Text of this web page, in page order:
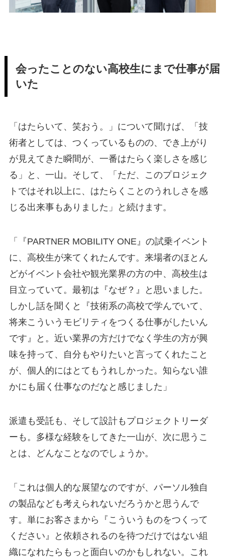
会ったことのない高校生にまで仕事が届
いた
「はたらいて、笑おう。」について聞けば、「技
術者としては、つくっているものの、でき上がり
が見えてきた瞬間が、一番はたらく楽しさを感じ
る」と、一山。そして、「ただ、このプロジェク
トではそれ以上に、はたらくことのうれしさを感
じる出来事もありました」と続けます。
「『PARTNER MOBILITY ONE』の試乗イベント
に、高校生が来てくれたんです。来場者のほとん
どがイベント会社や観光業界の方の中、高校生は
目立っていて。最初は『なぜ？』と思いました。
しかし話を聞くと『技術系の高校で学んでいて、
将来こういうモビリティをつくる仕事がしたいん
です』と。近い業界の方だけでなく学生の方が興
味を持って、自分もやりたいと言ってくれたこと
が、個人的にはとてもうれしかった。知らない誰
かにも届く仕事なのだなと感じました」
派遣も受託も、そして設計もプロジェクトリーダ
ーも。多様な経験をしてきた一山が、次に思うこ
とは、どんなことなのでしょうか。
「これは個人的な展望なのですが、パーソル独自
の製品なども考えられないだろうかと思うんで
す。単にお客さまから『こういうものをつくって
ください』と依頼されるのを待つだけではない組
織になれたらもっと面白いのかもしれない。これ